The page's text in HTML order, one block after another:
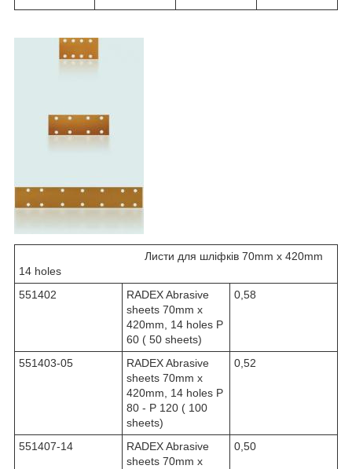
Листи для шліфків 70mm x 420mm
14 holes
551402
RADEX Abrasive
sheets 70mm х
420mm, 14 holes P
60 ( 50 sheets)
0,58
551403-05
RADEX Abrasive
sheets 70mm х
420mm, 14 holes P
80 - P 120 ( 100
sheets)
0,52
551407-14
RADEX Abrasive
sheets 70mm х
0,50